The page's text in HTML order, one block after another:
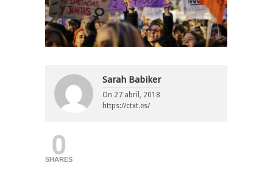
Sarah Babiker
On 27 abril, 2018
https://ctxt.es/
0
SHARES